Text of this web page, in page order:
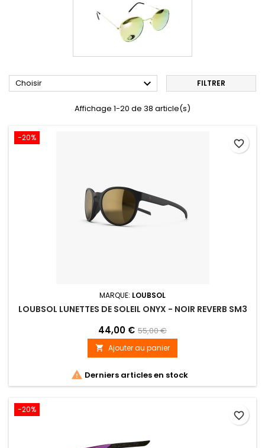
Choisir  FILTRER
Affichage 1-20 de 38 article(s)
-20%
MARQUE: LOUBSOL
LOUBSOL LUNETTES DE SOLEIL ONYX - NOIR REVERB SM3
44,00 € 55,00 €
 Ajouter au panier
 Derniers articles en stock
favorite_border
-20%
favorite_border